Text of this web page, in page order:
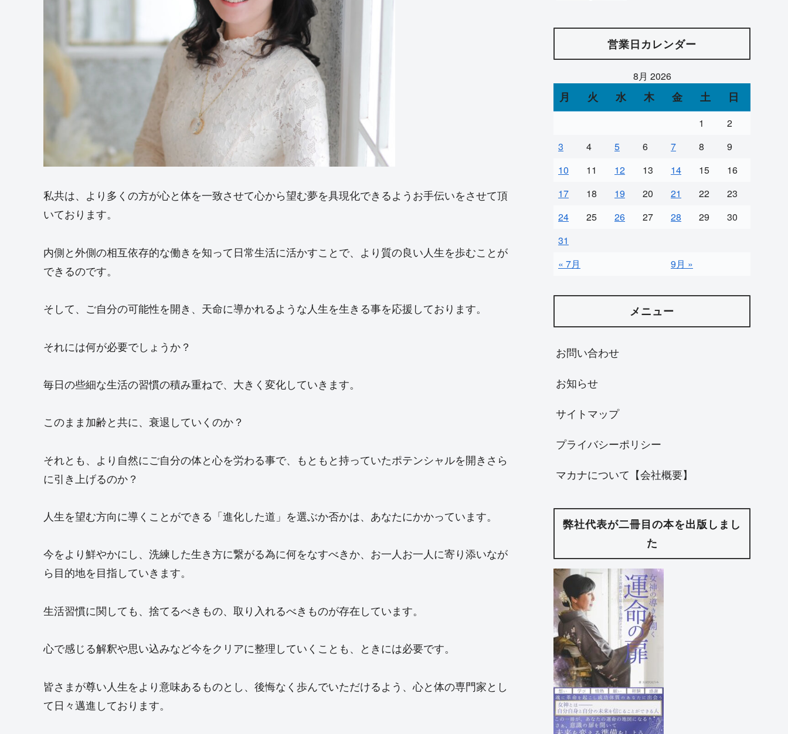
私共は、より多くの方が心と体を一致させて心から望む夢を具現化できるようお手伝いをさせて頂
いております。
内側と外側の相互依存的な働きを知って日常生活に活かすことで、より質の良い人生を歩むことが
できるのです。
そして、ご自分の可能性を開き、天命に導かれるような人生を生きる事を応援しております。
それには何が必要でしょうか？
毎日の些細な生活の習慣の積み重ねで、大きく変化していきます。
このまま加齢と共に、衰退していくのか？
それとも、より自然にご自分の体と心を労わる事で、もともと持っていたポテンシャルを開きさら
に引き上げるのか？
人生を望む方向に導くことができる「進化した道」を選ぶか否かは、あなたにかかっています。
今をより鮮やかにし、洗練した生き方に繋がる為に何をなすべきか、お一人お一人に寄り添いなが
ら目的地を目指していきます。
生活習慣に関しても、捨てるべきもの、取り入れるべきものが存在しています。
心で感じる解釈や思い込みなど今をクリアに整理していくことも、ときには必要です。
皆さまが尊い人生をより意味あるものとし、後悔なく歩んでいただけるよう、心と体の専門家とし
て日々邁進しております。
営業日カレンダー
8月 2026
月 火 水 木 金 土 日
1
2
3
4 5 6 7 8
9
10
11 12 13 14 15
16
17
18 19 20 21 22
23
24
25 26 27 28 29
30
31
« 7月
9月 »
メニュー
お問い合わせ
お知らせ
サイトマップ
プライバシーポリシー
マカナについて【会社概要】
弊社代表が二冊目の本を出版しまし
た